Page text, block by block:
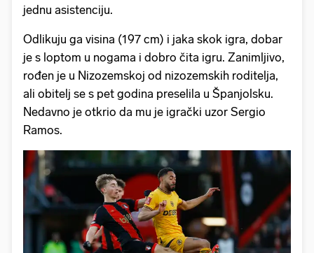
jednu asistenciju.
Odlikuju ga visina (197 cm) i jaka skok igra, dobar
je s loptom u nogama i dobro čita igru. Zanimljivo,
rođen je u Nizozemskoj od nizozemskih roditelja,
ali obitelj se s pet godina preselila u Španjolsku.
Nedavno je otkrio da mu je igrački uzor Sergio
Ramos.